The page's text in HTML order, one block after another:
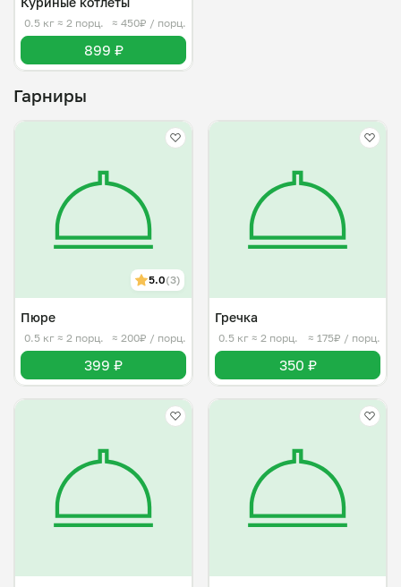
0.5 кг ≈ 2 порц. ≈ 450₽ / порц.
899 ₽
Гарниры
5.0(3)
Пюре
0.5 кг ≈ 2 порц. ≈ 200₽ / порц.
399 ₽
Гречка
0.5 кг ≈ 2 порц. ≈ 175₽ / порц.
350 ₽